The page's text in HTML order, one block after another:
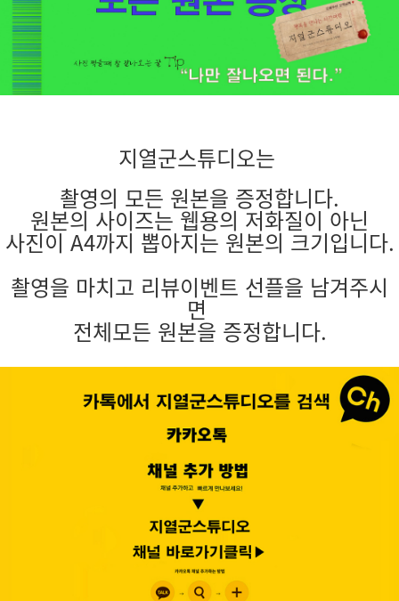
지열군스튜디오는
촬영의 모든 원본을 증정합니다.
원본의 사이즈는 웹용의 저화질이 아닌
사진이 A4까지 뽑아지는 원본의 크기입니다.
촬영을 마치고 리뷰이벤트 선플을 남겨주시
면
전체모든 원본을 증정합니다.